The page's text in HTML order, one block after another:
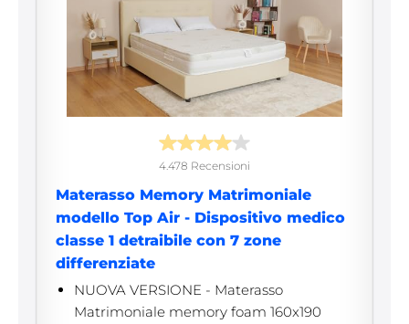
4.478 Recensioni
Materasso Memory Matrimoniale
modello Top Air - Dispositivo medico
classe 1 detraibile con 7 zone
differenziate
NUOVA VERSIONE - Materasso
Matrimoniale memory foam 160x190